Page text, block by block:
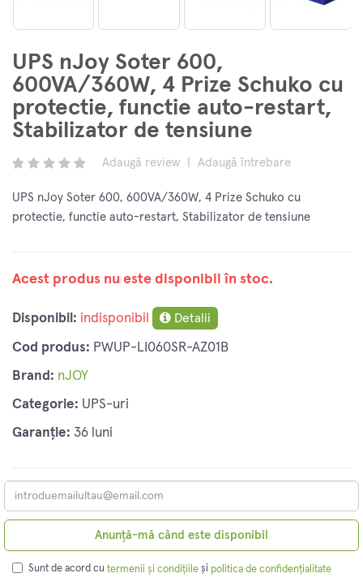
UPS nJoy Soter 600,
600VA/360W, 4 Prize Schuko cu
protectie, functie auto-restart,
Stabilizator de tensiune
Adaugă review Adaugă întrebare
UPS nJoy Soter 600, 600VA/360W, 4 Prize Schuko cu
protectie, functie auto-restart, Stabilizator de tensiune
Acest produs nu este disponibil în stoc.
Disponibil: indisponibil Detalii
Cod produs: PWUP-LI060SR-AZ01B
Brand: nJOY
Categorie: UPS-uri
Garanție: 36 luni
Anunță-mă când este disponibil
Sunt de acord cu termenii și condițiile și politica de confidențialitate